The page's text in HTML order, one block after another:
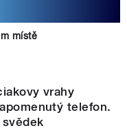
místě
vrahy
telefon.